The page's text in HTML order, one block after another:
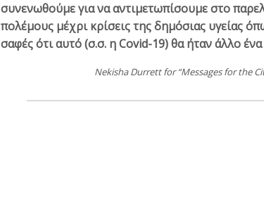
συνενωθούμε για να αντιμετωπίσουμε στο
πολέμους μέχρι κρίσεις της δημόσιας υγείας
σαφές ότι αυτό (σ.σ. η Covid-19) θα ήταν άλλο
Nekisha Durrett for “Messages for the